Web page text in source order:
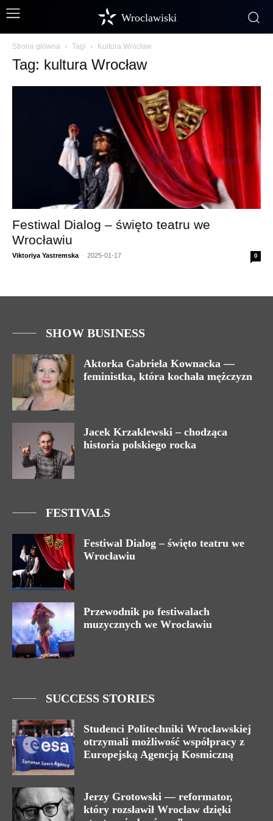
Wroclawiski
Strona główna Tagi Kultura Wrocław
Tag: kultura Wrocław
Festiwal Dialog – święto teatru we
Wrocławiu
Viktoriya Yastremska - 2025-01-17 0
SHOW BUSINESS
Aktorka Gabriela Kownacka —
feministka, która kochała mężczyzn
Jacek Krzaklewski – chodząca
historia polskiego rocka
FESTIVALS
Festiwal Dialog – święto teatru we
Wrocławiu
Przewodnik po festiwalach
muzycznych we Wrocławiu
SUCCESS STORIES
Studenci Politechniki Wrocławskiej
otrzymali możliwość współpracy z
Europejską Agencją Kosmiczną
Jerzy Grotowski — reformator,
który rozsławił Wrocław dzięki